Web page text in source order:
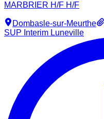
MARBRIER H/F H/F
Dombasle-sur-Meurthe
SUP Interim Luneville